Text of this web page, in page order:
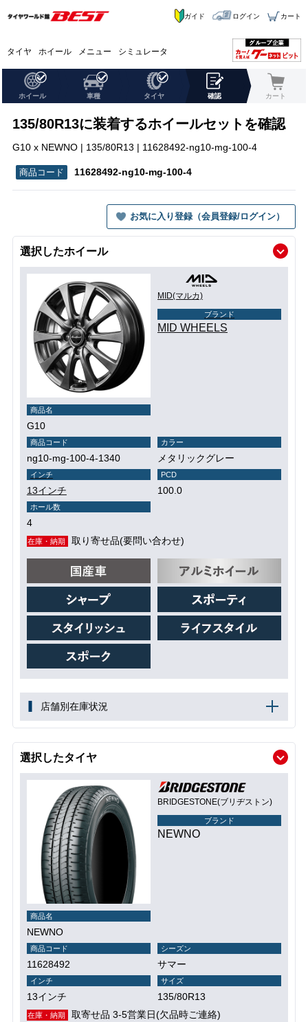
タイヤ ホイール メニュー シミュレータ
ガイド ログイン カート
ホイール 車種 タイヤ 確認 カート
135/80R13に装着するホイールセットを確認
G10 x NEWNO | 135/80R13 | 11628492-ng10-mg-100-4
11628492-ng10-mg-100-4
お気に入り登録（会員登録/ログイン）
選択したホイール
MID(マルカ)
ブランド
MID WHEELS
商品名
G10
商品コード
ng10-mg-100-4-1340
カラー
メタリックグレー
インチ
13インチ
PCD
100.0
ホール数
4
在庫・納期 取り寄せ品(要問い合わせ)
店舗別在庫状況
選択したタイヤ
BRIDGESTONE(ブリヂストン)
ブランド
NEWNO
商品名
NEWNO
商品コード
11628492
シーズン
サマー
インチ
13インチ
サイズ
135/80R13
在庫・納期 取寄せ品 3-5営業日(欠品時ご連絡)